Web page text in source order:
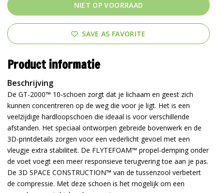
NIET OP VOORRAAD
SAVE AS FAVORITE
Product informatie
Beschrijving
De GT-2000™ 10-schoen zorgt dat je lichaam en geest zich
kunnen concentreren op de weg die voor je ligt. Het is een
veelzijdige hardloopschoen die ideaal is voor verschillende
afstanden. Het speciaal ontworpen gebreide bovenwerk en de
3D-printdetails zorgen voor een vederlicht gevoel met een
vleugje extra stabiliteit. De FLYTEFOAM™ propel-demping onder
de voet voegt een meer responsieve terugvering toe aan je pas.
De 3D SPACE CONSTRUCTION™ van de tussenzool verbetert
de compressie. Met deze schoen is het mogelijk om een